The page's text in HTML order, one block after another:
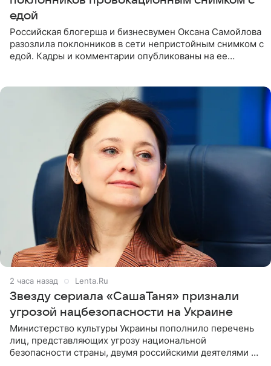
едой
Российская блогерша и бизнесвумен Оксана Самойлова
разозлила поклонников в сети непристойным снимком с
едой. Кадры и комментарии опубликованы на ее
2 часа назад Lenta.Ru
Звезду сериала «СашаТаня» признали
угрозой нацбезопасности на Украине
Министерство культуры Украины пополнило перечень
лиц, представляющих угрозу национальной
безопасности страны, двумя российскими деятелями —